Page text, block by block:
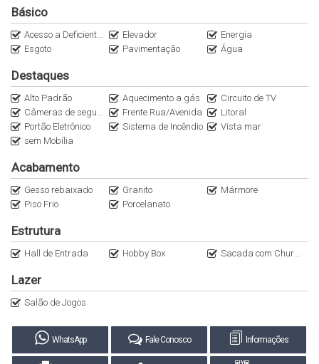
Básico
Acesso a Deficientes Elevador
Energia
Esgoto
Pavimentação Água
Destaques
Alto Padrão Aquecimento a gás
Circuito de TV
Câmeras de segurança
Frente Rua/Avenida
Litoral
Portão Eletrônico
Sistema de Incêndio
Vista mar
sem Mobília
Acabamento
Gesso rebaixado Granito
Mármore
Piso Frio
Porcelanato
Estrutura
Hall de Entrada Hobby Box Sacada com Churrasqueira a Carvão
Lazer
Salão de Jogos
WhatsApp Fale Conosco Informações